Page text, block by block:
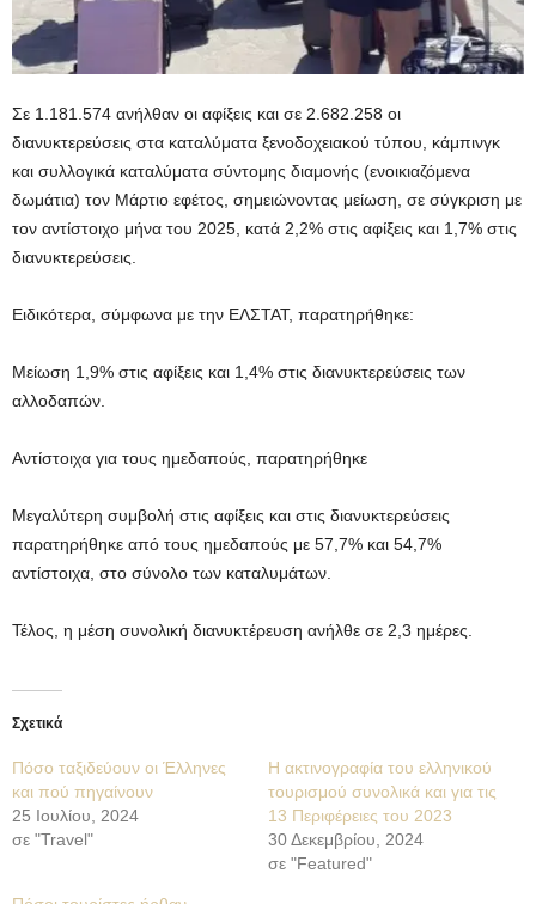
Σε 1.181.574 ανήλθαν οι αφίξεις και σε 2.682.258 οι
διανυκτερεύσεις στα καταλύματα ξενοδοχειακού τύπου, κάμπινγκ
και συλλογικά καταλύματα σύντομης διαμονής (ενοικιαζόμενα
δωμάτια) τον Μάρτιο εφέτος, σημειώνοντας μείωση, σε σύγκριση με
τον αντίστοιχο μήνα του 2025, κατά 2,2% στις αφίξεις και 1,7% στις
διανυκτερεύσεις.
Ειδικότερα, σύμφωνα με την ΕΛΣΤΑΤ, παρατηρήθηκε:
Μείωση 1,9% στις αφίξεις και 1,4% στις διανυκτερεύσεις των
αλλοδαπών.
Αντίστοιχα για τους ημεδαπούς, παρατηρήθηκε
Μεγαλύτερη συμβολή στις αφίξεις και στις διανυκτερεύσεις
παρατηρήθηκε από τους ημεδαπούς με 57,7% και 54,7%
αντίστοιχα, στο σύνολο των καταλυμάτων.
Τέλος, η μέση συνολική διανυκτέρευση ανήλθε σε 2,3 ημέρες.
Σχετικά
Πόσο ταξιδεύουν οι Έλληνες
και πού πηγαίνουν
25 Ιουλίου, 2024
σε "Travel"
Η ακτινογραφία του ελληνικού
τουρισμού συνολικά και για τις
13 Περιφέρειες του 2023
30 Δεκεμβρίου, 2024
σε "Featured"